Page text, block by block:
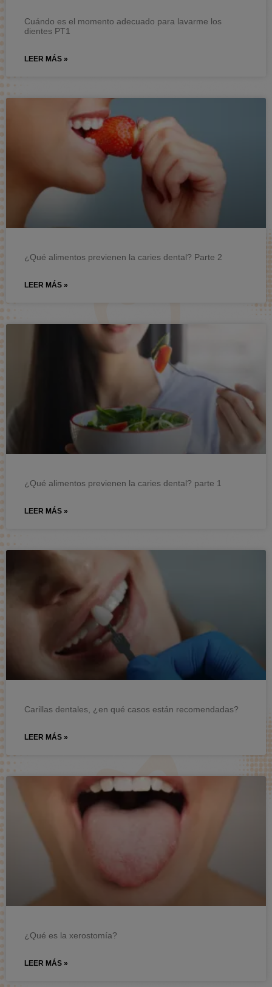
Cuándo es el momento adecuado para lavarme los
dientes PT1
LEER MÁS »
¿Qué alimentos previenen la caries dental? Parte 2
LEER MÁS »
¿Qué alimentos previenen la caries dental? parte 1
LEER MÁS »
Carillas dentales, ¿en qué casos están recomendadas?
LEER MÁS »
¿Qué es la xerostomía?
LEER MÁS »